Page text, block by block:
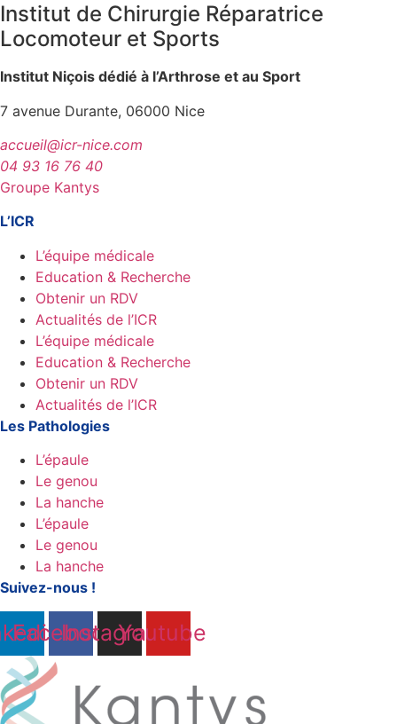
Institut de Chirurgie Réparatrice
Locomoteur et Sports
Institut Niçois dédié à l’Arthrose et au Sport
7 avenue Durante, 06000 Nice
accueil@icr-nice.com
04 93 16 76 40
Groupe Kantys
L’ICR
L’équipe médicale
Education & Recherche
Obtenir un RDV
Actualités de l’ICR
L’équipe médicale
Education & Recherche
Obtenir un RDV
Actualités de l’ICR
Les Pathologies
L’épaule
Le genou
La hanche
L’épaule
Le genou
La hanche
Suivez-nous !
Facebook
Instagram
Youtube